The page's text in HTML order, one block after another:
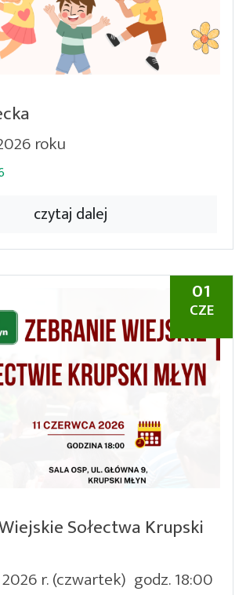
roku
czytaj dalej
01
CZE
Sołectwa Krupski
r. (czwartek) godz. 18:00